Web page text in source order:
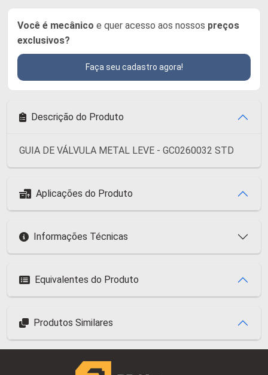
Você é mecânico e quer acesso aos nossos preços
exclusivos?
Faça seu cadastro agora!
Descrição do Produto
GUIA DE VÁLVULA METAL LEVE - GC0260032 STD
Aplicações do Produto
Informações Técnicas
Equivalentes do Produto
Produtos Similares